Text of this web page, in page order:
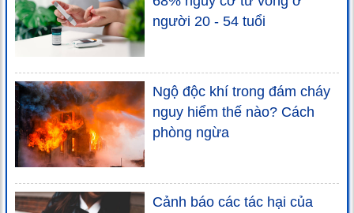
người 20 - 54 tuổi
Ngộ độc khí trong đám cháy
nguy hiểm thế nào? Cách
phòng ngừa
Cảnh báo các tác hại của